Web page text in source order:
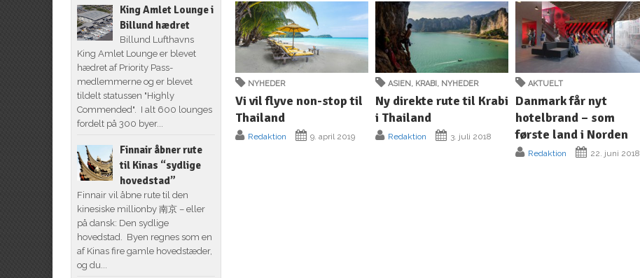
NYHEDER
Vi vil flyve non-stop til
Thailand
Redaktion 9. april 2019
ASIEN KRABI NYHEDER
Ny direkte rute til Krabi
i Thailand
Redaktion 3. juli 2018
AKTUELT
Danmark får nyt
hotelbrand – som
første land i Norden
Redaktion 22. juni 2018
King Amlet Lounge i
Billund hædret
Billund Lufthavns
King Amlet Lounge er blevet
hædret af Priority Pass-
medlemmerne og er blevet
tildelt statussen "Highly
Commended". I alt 600 lounges
fordelt på 300 byer...
Finnair åbner rute
til Kinas “sydlige
hovedstad”
Finnair vil åbne rute til den
kinesiske millionby 南京 – eller
på dansk: Den sydlige
hovedstad. Byen regnes som en
af Kinas fire gamle hovedstæder,
og du...